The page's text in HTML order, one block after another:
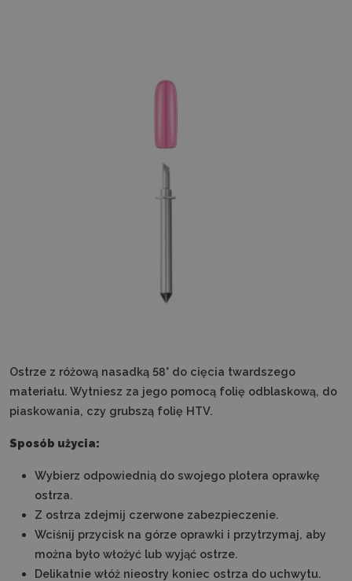
Ostrze z różową nasadką 58° do cięcia twardszego
materiału. Wytniesz za jego pomocą folię odblaskową, do
piaskowania, czy grubszą folię HTV.
Sposób użycia:
Wybierz odpowiednią do swojego plotera oprawkę
ostrza.
Z ostrza zdejmij czerwone zabezpieczenie.
Wciśnij przycisk na górze oprawki i przytrzymaj, aby
można było włożyć lub wyjąć ostrze.
Delikatnie włóż nieostry koniec ostrza do uchwytu.